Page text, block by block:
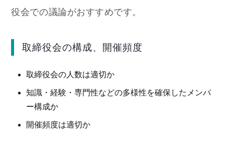
役会での議論がおすすめです。
取締役会の構成、開催頻度
取締役会の人数は適切か
知識・経験・専門性などの多様性を確保したメンバ
ー構成か
開催頻度は適切か